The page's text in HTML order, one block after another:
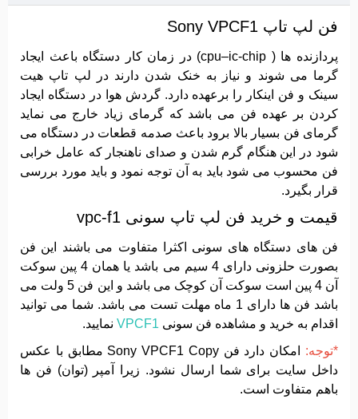
فن لپ تاپ Sony VPCF1
پردازنده ها ( cpu–ic-chip) در زمان کار دستگاه باعث ایجاد
گرما می شوند و نیاز به خنک شدن دارند در لپ تاپ هیت
سینک و فن اینکار را برعهده دارد. گردش هوا در دستگاه ایجاد
کردن بر عهده فن می باشد که گرمای زیاد خارج می نماید
گرمای فن بسیار بالا برود باعث صدمه قطعات در دستگاه می
شود در این هنگام گرم شدن و صدای ناهنجار که عامل خرابی
فن محسوب می شود باید به آن توجه نمود و باید مورد بررسی
قرار بگیرد.
قیمت و خرید فن لپ تاپ سونی vpc-f1
فن های دستگاه های سونی اکثرا متفاوت می باشند این فن
بصورت حلزونی دارای 4 سیم می باشد یا همان 4 پین سوکت
آن 4 پین است سوکت آن کوچک می باشد و این فن 5 ولت می
باشد فن ها دارای 1 ماه مهلت تست می باشد. شما می توانید
اقدام به خرید و مشاهده فن سونی VPCF1 نمایید.
*توجه:
امکان دارد فن Sony VPCF1 Copy مطابق با عکس
داخل سایت برای شما ارسال نشود. زیرا آمپر (توان) فن ها
باهم متفاوت است.